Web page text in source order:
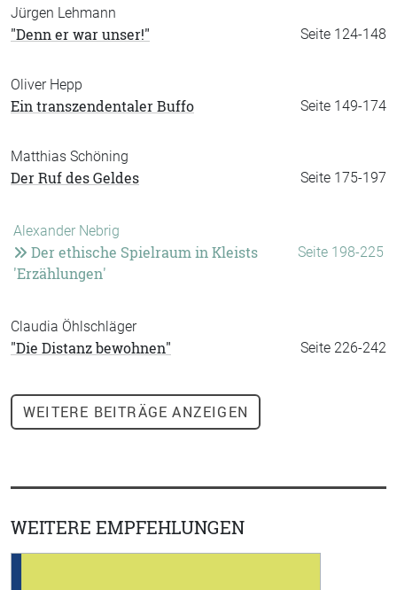
Jürgen Lehmann
Seite 124-148
"Denn er war unser!"
Oliver Hepp
Seite 149-174
Ein transzendentaler Buffo
Matthias Schöning
Seite 175-197
Der Ruf des Geldes
Alexander Nebrig
Seite 198-225
Der ethische Spielraum in Kleists
'Erzählungen'
Claudia Öhlschläger
Seite 226-242
"Die Distanz bewohnen"
WEITERE BEITRÄGE ANZEIGEN
WEITERE EMPFEHLUNGEN